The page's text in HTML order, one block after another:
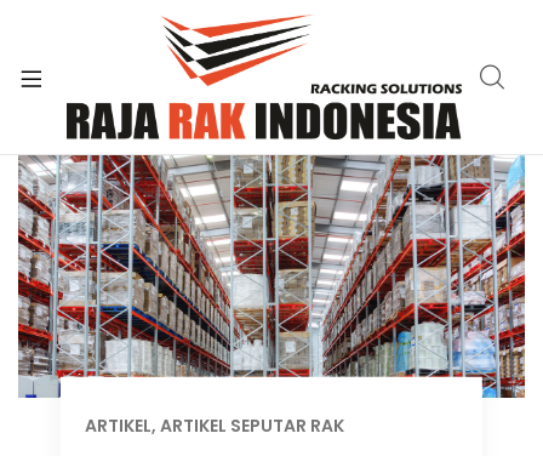
ARTIKEL, ARTIKEL SEPUTAR RAK